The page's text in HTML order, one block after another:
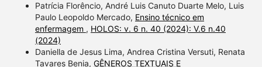
Patrícia Florêncio, André Luis Canuto Duarte Melo, Luis
Paulo Leopoldo Mercado, Ensino técnico em
enfermagem , HOLOS: v. 6 n. 40 (2024): V.6 n.40
(2024)
Daniella de Jesus Lima, Andrea Cristina Versuti, Renata
Tavares Benia, GÊNEROS TEXTUAIS E